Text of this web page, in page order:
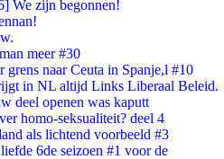
We zijn begonnen!
meer #30
grens naar Ceuta in Spanje,l #10
in NL altijd Links Liberaal Beleid.
deel openen was kaputt
homo-seksualiteit? deel 4
als lichtend voorbeeld #3
6de seizoen #1 voor de